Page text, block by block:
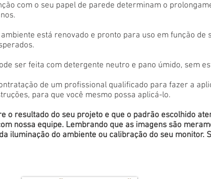
com o seu papel de parede determinam o
está renovado e pronto para uso em função de
ser feita com detergente neutro e pano úmido, sem
de um profissional qualificado para fazer a
para que você mesmo possa aplicá-lo.
o resultado do seu projeto e que o padrão escolhido
nossa equipe. Lembrando que as imagens são
iluminação do ambiente ou calibração do seu monitor.